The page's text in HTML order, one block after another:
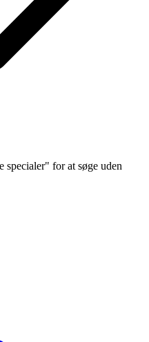
for at søge uden